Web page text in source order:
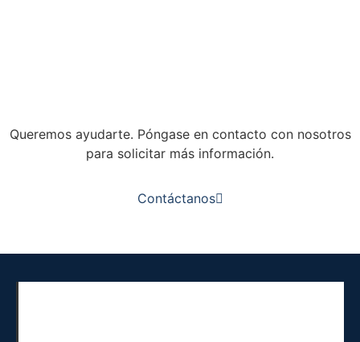
Queremos ayudarte. Póngase en contacto con nosotros
para solicitar más información.
Contáctanos